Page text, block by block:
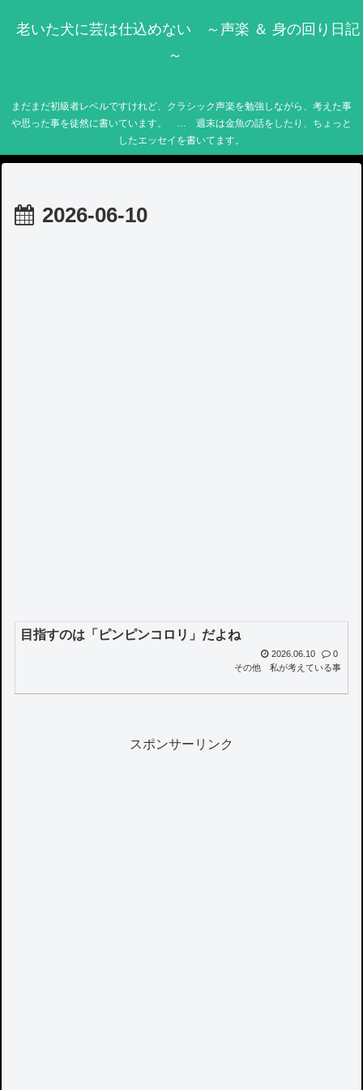
老いた犬に芸は仕込めない ～声楽 ＆ 身の回り日記
～
まだまだ初級者レベルですけれど、クラシック声楽を勉強しながら、考えた事
や思った事を徒然に書いています。 … 週末は金魚の話をしたり、ちょっと
したエッセイを書いてます。
2026-06-10
目指すのは「ピンピンコロリ」だよね
2026.06.10
0
その他
私が考えている事
スポンサーリンク